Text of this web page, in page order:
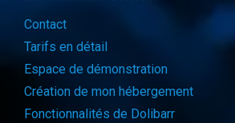
Contact
Tarifs en détail
Espace de démonstration
Création de mon hébergement
Fonctionnalités de Dolibarr